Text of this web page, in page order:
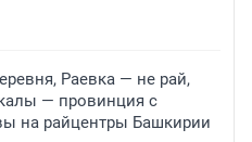
Раевка — не рай,
— провинция с
на райцентры Башкирии